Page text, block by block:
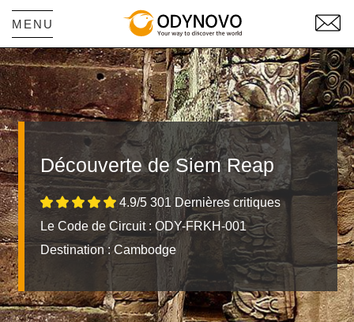
MENU
Découverte de Siem Reap
4.9/5 301 Dernières critiques
Le Code de Circuit : ODY-FRKH-001
Destination :Cambodge